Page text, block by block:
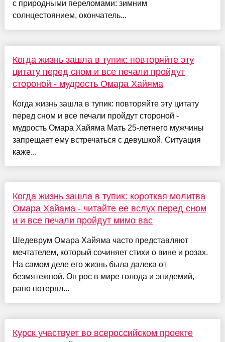
с природными переломами: зимним
солнцестоянием, окончатель...
Когда жизнь зашла в тупик: повторяйте эту
цитату перед сном и все печали пройдут
стороной - мудрость Омара Хайяма
Когда жизнь зашла в тупик: повторяйте эту цитату
перед сном и все печали пройдут стороной -
мудрость Омара Хайяма Мать 25-летнего мужчины
запрещает ему встречаться с девушкой. Ситуация
каже...
Когда жизнь зашла в тупик: короткая молитва
Омара Хайама - читайте ее вслух перед сном
и и все печали пройдут мимо вас
Шедеврум Омара Хайяма часто представляют
мечтателем, который сочиняет стихи о вине и розах.
На самом деле его жизнь была далека от
безмятежной. Он рос в мире голода и эпидемий,
рано потерял...
Курск участвует во всероссийском проекте